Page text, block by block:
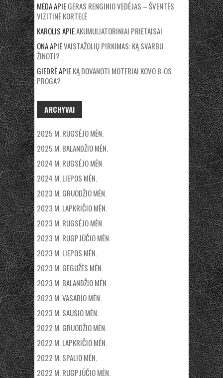
MEDAAPIEGERAS RENGINIO VEDĖJAS – ŠVENTĖS
VIZITINĖ KORTELĖ
KAROLISAPIEAKUMULIATORINIAI PRIETAISAI
ONAAPIEVAISTAŽOLIŲ PIRKIMAS: KĄ SVARBU
ŽINOTI?
GIEDRĖAPIEKĄ DOVANOTI MOTERIAI KOVO 8-OS
PROGA?
ARCHYVAI
2025 M. RUGSĖJO MĖN.
2025 M. BALANDŽIO MĖN.
2024 M. RUGSĖJO MĖN.
2024 M. LIEPOS MĖN.
2023 M. GRUODŽIO MĖN.
2023 M. LAPKRIČIO MĖN.
2023 M. RUGSĖJO MĖN.
2023 M. RUGPJŪČIO MĖN.
2023 M. LIEPOS MĖN.
2023 M. GEGUŽĖS MĖN.
2023 M. BALANDŽIO MĖN.
2023 M. VASARIO MĖN.
2023 M. SAUSIO MĖN.
2022 M. GRUODŽIO MĖN.
2022 M. LAPKRIČIO MĖN.
2022 M. SPALIO MĖN.
2022 M. RUGPJŪČIO MĖN.